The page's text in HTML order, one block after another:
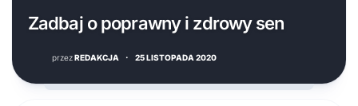
Zadbaj o poprawny i zdrowy sen
przezREDAKCJA · 25 LISTOPADA 2020